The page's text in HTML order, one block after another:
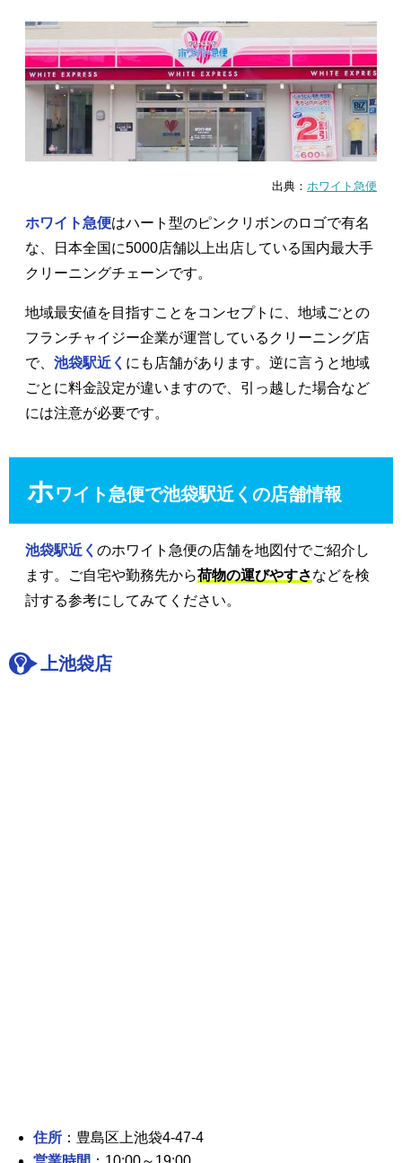
出典： ホワイト急便
ホワイト急便はハート型のピンクリボンのロゴで有名
な、日本全国に5000店舗以上出店している国内最大手
クリーニングチェーンです。
地域最安値を目指すことをコンセプトに、地域ごとの
フランチャイジー企業が運営しているクリーニング店
で、 池袋駅近く にも店舗があります。逆に言うと地域
ごとに料金設定が違いますので、引っ越した場合など
には注意が必要です。
ホワイト急便で池袋駅近くの店舗情報
池袋駅近く のホワイト急便の店舗を地図付でご紹介し
ます。ご自宅や勤務先から荷物の運びやすさなどを検
討する参考にしてみてください。
上池袋店
住所 ：豊島区上池袋4-47-4